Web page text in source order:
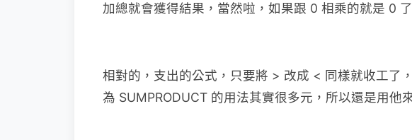
加總就會獲得結果，當然啦，如果跟 0 相乘的就是 0
相對的，支出的公式，只要將 > 改成 < 同樣就收工了
為 SUMPRODUCT 的用法其實很多元，所以還是用他